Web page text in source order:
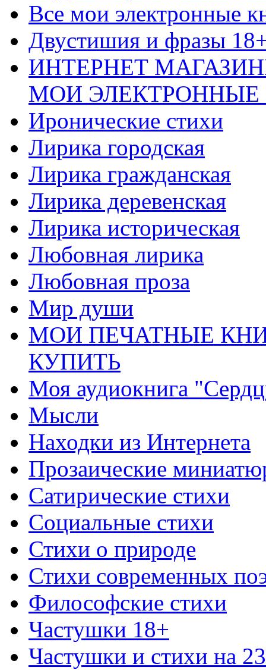
Все мои электронные
Двустишия и фразы
ИНТЕРНЕТ
МОИ ЭЛЕКТРОННЫЕ
Иронические стихи
Лирика городская
Лирика гражданская
Лирика деревенская
Лирика историческая
Любовная лирика
Любовная проза
Мир души
МОИ ПЕЧАТНЫЕ
КУПИТЬ
Моя аудиокнига
Мысли
Находки из Интернета
Прозаические
Сатирические стихи
Социальные стихи
Стихи о природе
Стихи современных
Философские стихи
Частушки 18+
Частушки и стихи на